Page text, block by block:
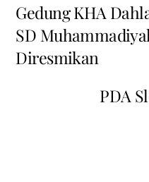
Gedung KHA
SD
Diresmikan
PDA